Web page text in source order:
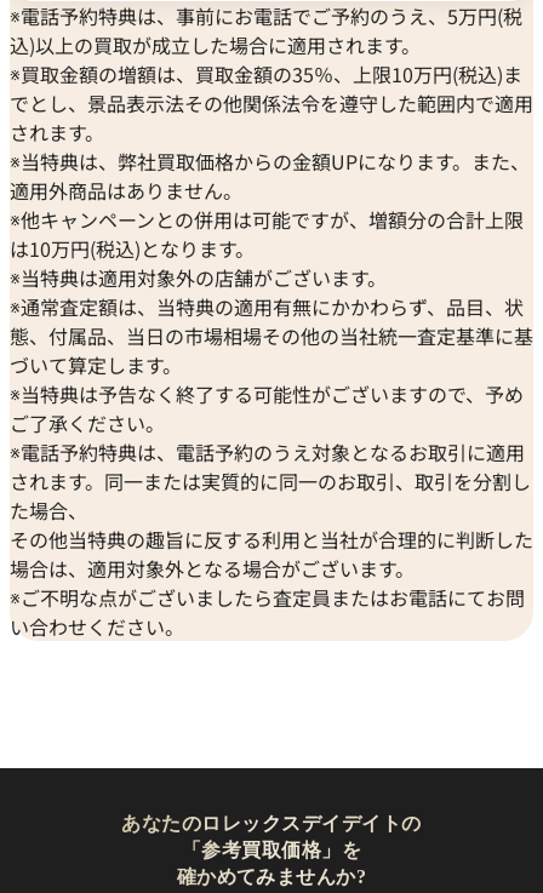
※電話予約特典は、事前にお電話でご予約のうえ、5万円(税
込)以上の買取が成立した場合に適用されます。
※買取金額の増額は、買取金額の35％、上限10万円(税込)ま
でとし、景品表示法その他関係法令を遵守した範囲内で適用
されます。
※当特典は、弊社買取価格からの金額UPになります。また、
適用外商品はありません。
※他キャンペーンとの併用は可能ですが、増額分の合計上限
は10万円(税込)となります。
※当特典は適用対象外の店舗がございます。
※通常査定額は、当特典の適用有無にかかわらず、品目、状
態、付属品、当日の市場相場その他の当社統一査定基準に基
づいて算定します。
※当特典は予告なく終了する可能性がございますので、予め
ご了承ください。
※電話予約特典は、電話予約のうえ対象となるお取引に適用
されます。同一または実質的に同一のお取引、取引を分割し
た場合、
その他当特典の趣旨に反する利用と当社が合理的に判断した
場合は、適用対象外となる場合がございます。
※ご不明な点がございましたら査定員またはお電話にてお問
い合わせください。
あなたのロレックスデイデイトの
「参考買取価格」を
確かめてみませんか?